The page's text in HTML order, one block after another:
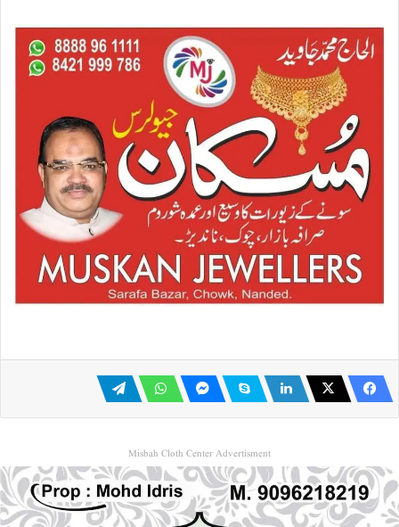
Misbah Cloth Center Advertisment